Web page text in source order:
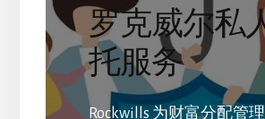
罗克威尔私
托服务
Rockwills 为财富分配管